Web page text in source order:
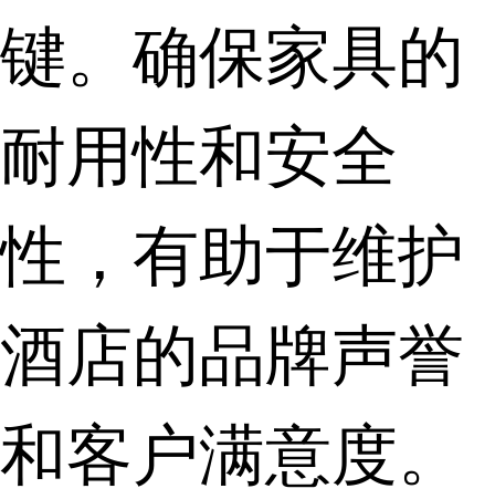
键。确保家具的
耐用性和安全
性，有助于维护
酒店的品牌声誉
和客户满意度。